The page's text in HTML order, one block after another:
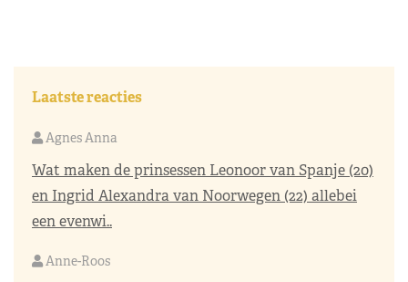
Laatste reacties
Agnes Anna
Wat maken de prinsessen Leonoor van Spanje (20)
en Ingrid Alexandra van Noorwegen (22) allebei
een evenwi..
Anne-Roos